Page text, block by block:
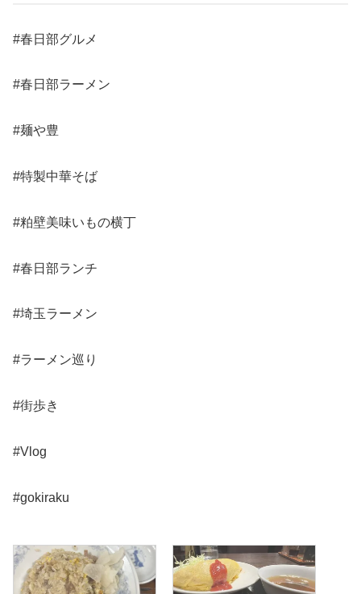
#春日部グルメ
#春日部ラーメン
#麺や豊
#特製中華そば
#粕壁美味いもの横丁
#春日部ランチ
#埼玉ラーメン
#ラーメン巡り
#街歩き
#Vlog
#gokiraku